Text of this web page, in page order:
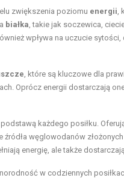
zwiększenia poziomu energii
białka , takie jak soczewica,
wpływa na uczucie
, które są kluczowe dla
Oprócz energii dostarczają
każdego posiłku.
źródła węglowodanów
energię, ale także
w codziennych